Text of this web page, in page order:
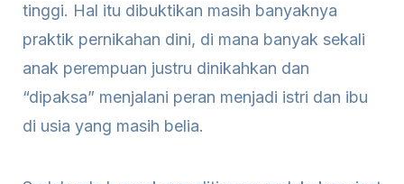
tinggi. Hal itu dibuktikan masih banyaknya
praktik pernikahan dini, di mana banyak sekali
anak perempuan justru dinikahkan dan
“dipaksa” menjalani peran menjadi istri dan ibu
di usia yang masih belia.